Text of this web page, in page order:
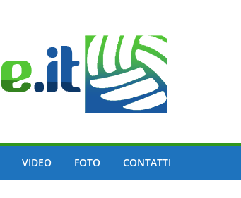
VIDEO FOTO CONTATTI